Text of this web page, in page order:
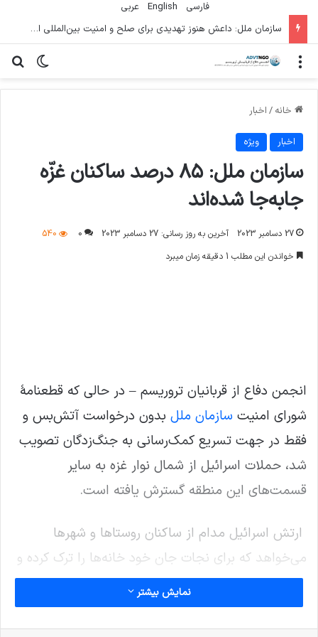
فارسی English
عربي
سازمان ملل: داعش هنوز تهدیدی برای صلح و امنیت بین‌المللی است
تغییر منو
خانه / اخبار
اخبار ویژه
سازمان ملل: ٨۵ درصد ساکنان غزّه
جا‌به‌جا شده‌اند
27 دسامبر 2023 آخرین به روز رسانی: 27 دسامبر 2023 0
540
خواندن این مطلب 1 دقیقه زمان میبرد
انجمن دفاع از قربانیان تروریسم – در حالی که قطعنامۀ
شورای امنیت سازمان ملل بدون درخواست آتش‌بس و
فقط در جهت تسریع کمک‌رسانی به جنگ‌زدگان تصویب
شد، حملات اسرائیل از شمال نوار غزه به سایر
قسمت‌های این منطقه گسترش یافته است.
ارتش اسرائیل مدام از ساکنان روستاها و شهرها
می‌خواهد که برای نجات جان خود خانه‌ها را ترک کرده و
به محلی دیگر بروند.
نوشته های مشابه
نمایش بیشتر